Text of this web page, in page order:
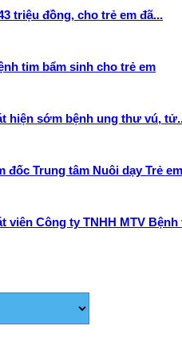
triệu đồng, cho trẻ em đã...
tim bẩm sinh cho trẻ em
hiện sớm bệnh ung thư vú,
đốc Trung tâm Nuôi dạy Trẻ
viên Công ty TNHH MTV Bệnh